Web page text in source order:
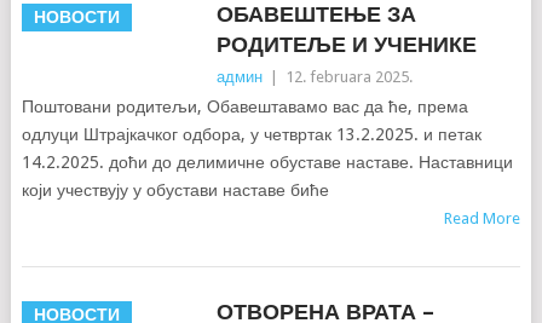
НОВОСТИ
ОБАВЕШТЕЊЕ ЗА
РОДИТЕЉЕ И УЧЕНИКЕ
админ 12. februara 2025.
Поштовани родитељи, Обавештавамо вас да ће, према
одлуци Штрајкачког одбора, у четвртак 13.2.2025. и петак
14.2.2025. доћи до делимичне обуставе наставе. Наставници
који учествују у обустави наставе биће
Read More
НОВОСТИ ОТВОРЕНА ВРАТА –